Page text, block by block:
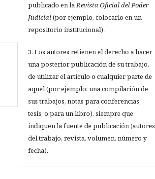
publicado en laRevista Oficial del Poder
Judicial(por ejemplo, colocarlo en un
repositorio institucional).
3. Los autores retienen el derecho a hacer
una posterior publicación de su trabajo,
de utilizar el artículo o cualquier parte de
aquel (por ejemplo: una compilación de
sus trabajos, notas para conferencias,
tesis, o para un libro), siempre que
indiquen la fuente de publicación (autores
del trabajo, revista, volumen, número y
fecha).